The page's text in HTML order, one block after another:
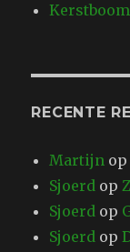
Kerstboom
RECENTE
Martijn
Sjoerd op
Sjoerd op
Sjoerd op